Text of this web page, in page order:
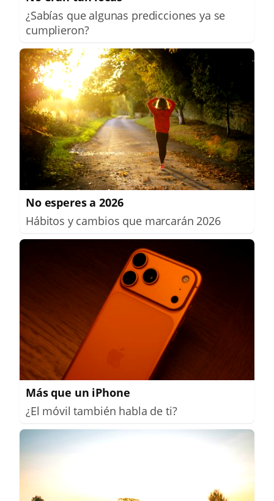
¿Sabías que algunas predicciones ya se
cumplieron?
No esperes a 2026
Hábitos y cambios que marcarán 2026
Más que un iPhone
¿El móvil también habla de ti?